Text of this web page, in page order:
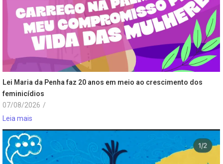
Lei Maria da Penha faz 20 anos em meio ao crescimento dos
feminicídios
07/08/2026 /
Leia mais